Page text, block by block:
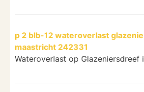
p 2 blb-12 wateroverlast
maastricht 242331
Wateroverlast op Glazeniersdreef